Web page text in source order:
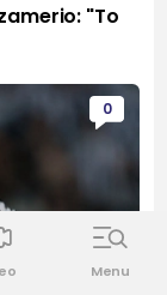
"To
0
Menu